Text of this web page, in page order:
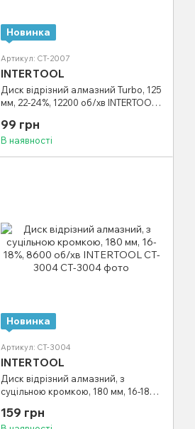
Новинка
Артикул: CT-2007
INTERTOOL
Диск відрізний алмазний Turbo, 125
мм, 22-24%, 12200 об/хв INTERTOOL
99 грн
В наявності
Новинка
Артикул: CT-3004
INTERTOOL
Диск відрізний алмазний, з
суцільною кромкою, 180 мм, 16-18%,
159 грн